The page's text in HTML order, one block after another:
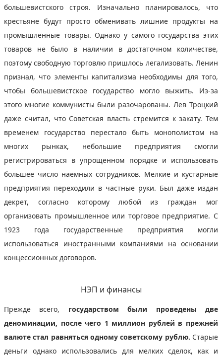
большевистского строя. Изначально планировалось, что
крестьяне будут просто обменивать лишние продукты на
промышленные товары. Однако у самого государства этих
товаров не было в наличии в достаточном количестве,
поэтому свободную торговлю пришлось легализовать. Ленин
признал, что элементы капитализма необходимы для того,
чтобы большевистское государство могло выжить. Из-за
этого многие коммунисты были разочарованы. Лев Троцкий
даже считал, что Советская власть стремится к закату. Тем
временем государство перестало быть монополистом на
многих рынках, небольшие предприятия смогли
регистрироваться в упрощенном порядке и использовать
большее число наемных сотрудников. Мелкие и кустарные
предприятия переходили в частные руки. Был даже издан
декрет, согласно которому любой из граждан мог
организовать промышленное или торговое предприятие. С
1923 года государственные предприятия могли
использоваться иностранными компаниями на основании
концессионных договоров.
НЭП и финансы
Прежде всего, государством были проведены две
деноминации, после чего 1 миллион рублей в прежней
валюте стал равняться одному советскому рублю. Старые
деньги однако использовались для мелких сделок, как и